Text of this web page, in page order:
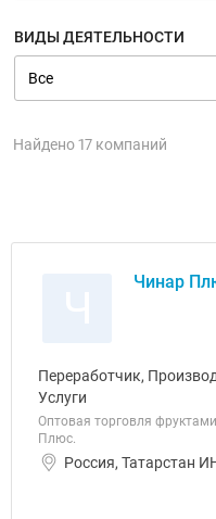
ВИДЫ ДЕЯТЕЛЬНОСТИ
Найдено 17 компаний
Чинар
Переработчик,
Услуги
Оптовая торговля
Плюс.
Россия, Татарстан